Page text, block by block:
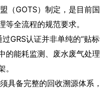
（GOTS）制定，是目前
全流程的规范要求。
GRS认证并非单纯的“贴
的能耗监测、废水废气处
具备完整的回收溯源体系